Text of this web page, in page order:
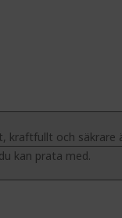
kraftfullt och säkrare
kan prata med.